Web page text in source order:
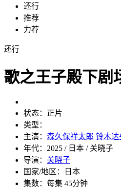
还行
推荐
力荐
还行
歌之王子殿下剧
状态： 正片
类型：
主演： 森久保祥太郎 铃木达
年代： 2025 / 日本 / 关晓子
导演： 关晓子
国家/地区：
日本
集数： 每集 45分钟